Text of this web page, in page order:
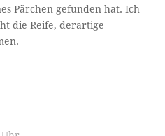
Pärchen gefunden hat. Ich
die Reife, derartige